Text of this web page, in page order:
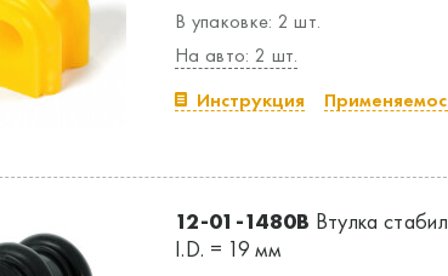
В упаковке: 2 шт.
На авто: 2 шт.
Инструкция
12-01-1480B Втулка
I.D. = 19 мм